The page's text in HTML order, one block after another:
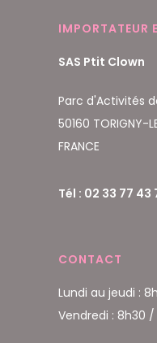
IMPORTATEUR
SAS Ptit Clown
Parc d'Activités
50160 TORIGNY-
FRANCE
Tél : 02 33 77 43
CONTACT
Lundi au jeudi :
Vendredi : 8h30 /